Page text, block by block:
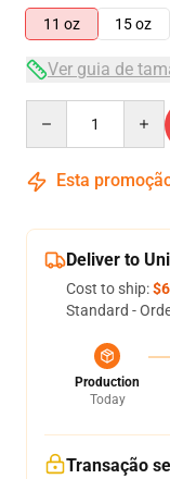
11 oz
15 oz
Ver guia de
Esta
Deliver to
Cost to ship:
Standard -
Production
Today
Transação